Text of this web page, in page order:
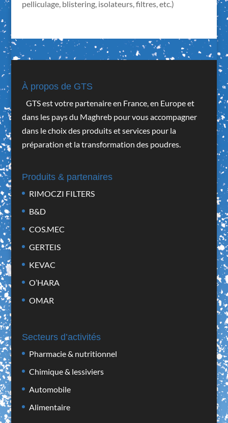
pelliculage, blistering, isolateurs, filtres, etc.)
À propos de GTS
GTS est votre partenaire en France, en Europe et
dans les pays du Maghreb pour vous accompagner
dans le choix des produits et services pour la
préparation et la transformation des poudres.
Produits & partenaires
RIMOCZI FILTERS
B&D
COS.MEC
GERTEIS
KEVAC
O’HARA
OMAR
Secteurs d’activités
Pharmacie & nutritionnel
Chimique & lessiviers
Automobile
Alimentaire